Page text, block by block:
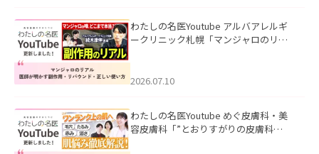
わたしの名医Youtube アルバアレルギ
ークリニック札幌「マンジャロのリア
た。
2026.07.10
わたしの名医Youtube めぐ皮膚科・美
容皮膚科「”とおりすがりの皮膚科